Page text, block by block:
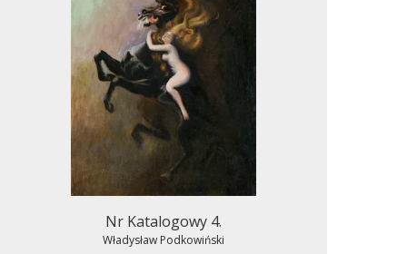
Nr Katalogowy 4.
Władysław Podkowiński